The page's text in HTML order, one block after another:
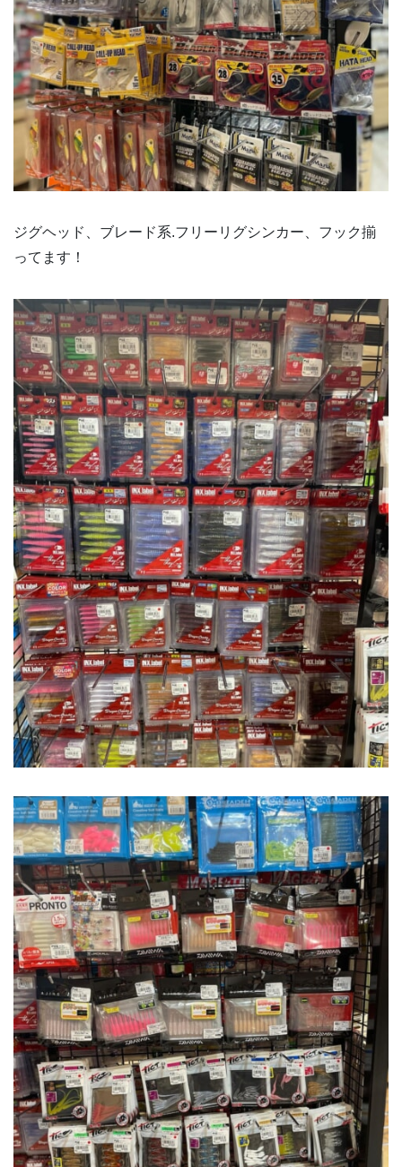
ジグヘッド、ブレード系.フリーリグシンカー、フック揃
ってます！